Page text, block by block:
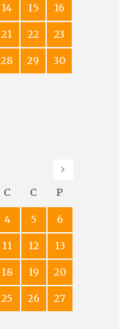
14 15 16
21 22 23
28 29 30
C C P
4 5 6
11 12 13
18 19 20
25 26 27